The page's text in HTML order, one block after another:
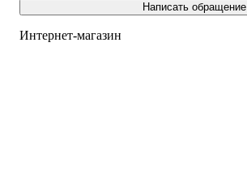
Написать обращение
Интернет-магазин